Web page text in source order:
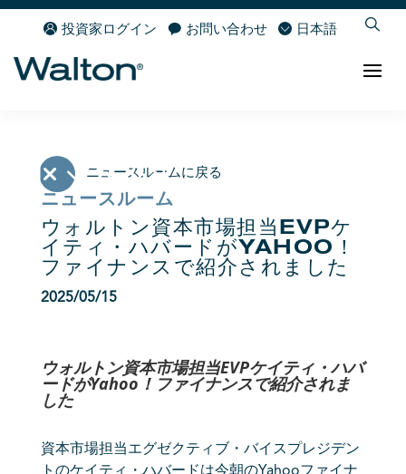
投資家ログイン お問い合わせ 日本語
ニュースルームに戻る
ニュースルーム
ウォルトン資本市場担当EVPケ
イティ・ハバードがYAHOO！
ファイナンスで紹介されました
2025/05/15
ウォルトン資本市場担当EVPケイティ・ハバ
ードがYahoo！ファイナンスで紹介されま
した
資本市場担当エグゼクティブ・バイスプレジデン